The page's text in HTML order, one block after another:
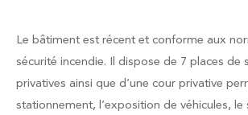
Le bâtiment est récent et conforme aux
sécurité incendie. Il dispose de 7 places de
privatives ainsi que d’une cour privative
stationnement, l’exposition de véhicules,